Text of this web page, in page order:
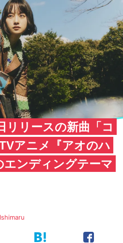
リリースの新曲「コ
アニメ『アオのハ
エンディングテーマ